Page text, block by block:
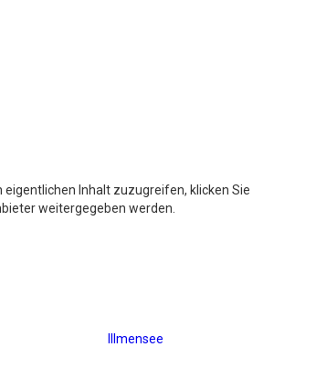
eigentlichen Inhalt zuzugreifen, klicken Sie
weitergegeben werden.
Illmensee